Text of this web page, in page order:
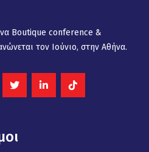
Βοutique conference &
τον Ιούνιο, στην Αθήνα.